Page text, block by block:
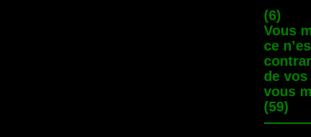
(6)
Vous
ce
de
vous
(59)